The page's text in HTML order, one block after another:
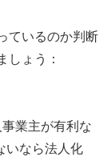
ているのか判断
しょう：
業主が有利な
いなら法人化